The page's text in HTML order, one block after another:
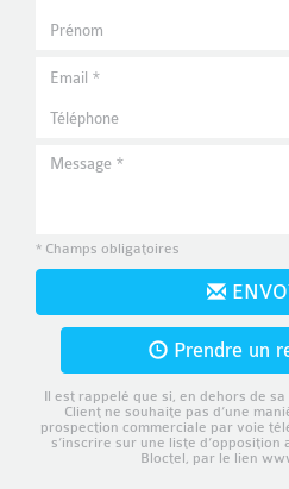
* Champs obligatoires
Prendre un
Il est rappelé que si, en dehors de
Client ne souhaite pas d’une
prospection commerciale par voie
s’inscrire sur une liste
Bloctel, par le lien